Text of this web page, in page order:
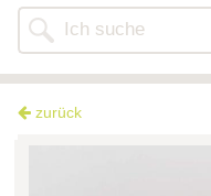
zurück